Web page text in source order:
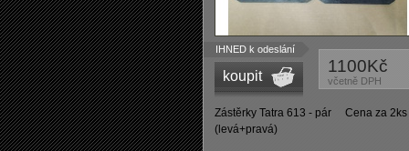
1100Kč
včetně DPH
IHNED k odeslání
koupit
Zástěrky Tatra 613 - pár Cena za 2ks
(levá+pravá)